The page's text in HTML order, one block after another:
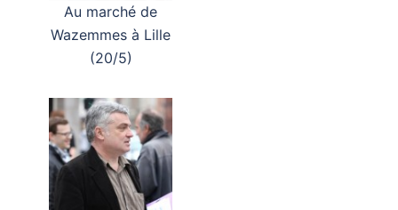
Au marché de
Wazemmes à Lille
(20/5)